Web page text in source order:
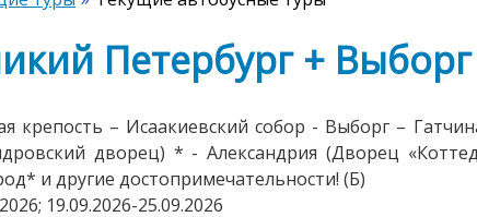
Петербург + Выборг
крепость – Исаакиевский собор - Выборг –
дворец) * - Александрия (Дворец
и другие достопримечательности! (Б)
19.09.2026-25.09.2026